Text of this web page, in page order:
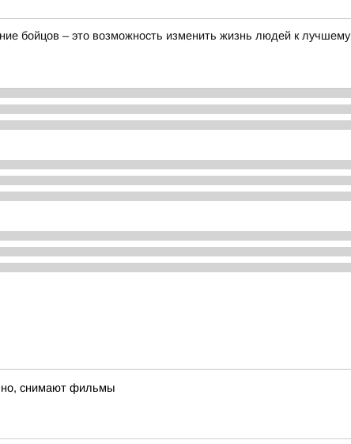
бойцов – это возможность изменить жизнь людей к лучшему
снимают фильмы